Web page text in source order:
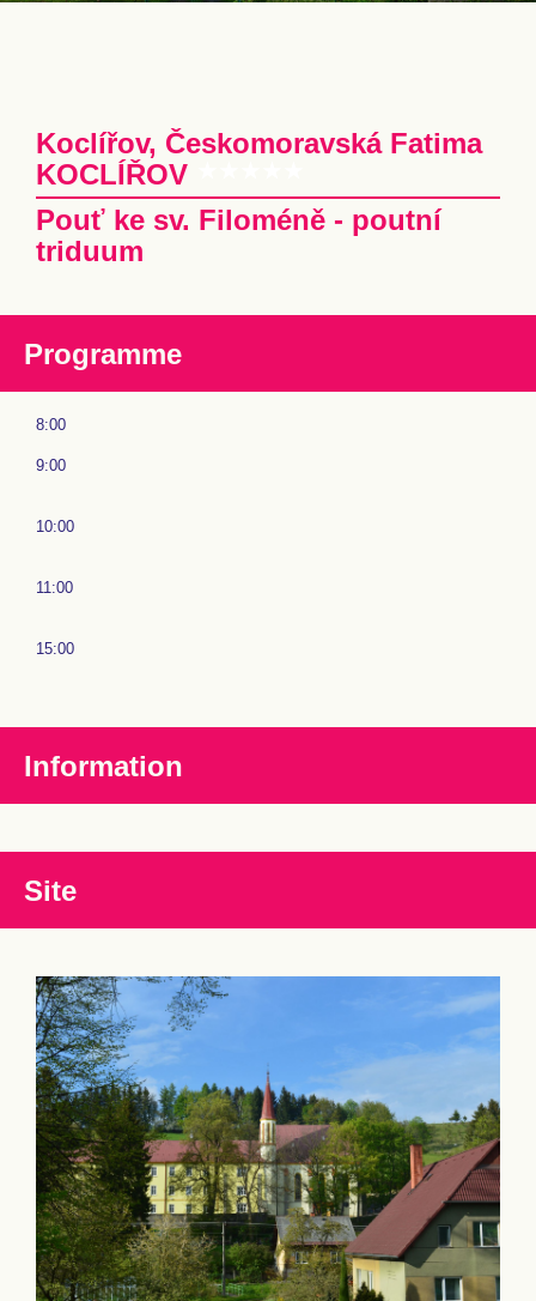
Koclířov, Českomoravská Fatima
KOCLÍŘOV
Pouť ke sv. Filoméně - poutní
triduum
Programme
8:00
9:00
10:00
11:00
15:00
Information
Site